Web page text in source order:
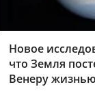
Новое
что Земля
Венеру жизнью